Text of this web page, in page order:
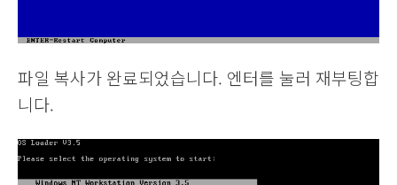
파일 복사가 완료되었습니다. 엔터를 눌러 재부팅합
니다.